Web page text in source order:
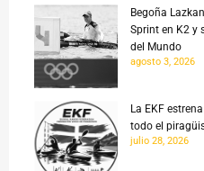
Begoña
Sprint en K2 y
del Mundo
agosto 3, 2026
La EKF
todo el
julio 28, 2026